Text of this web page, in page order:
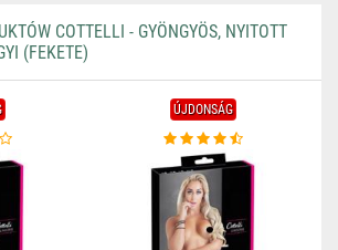
COTTELLI - GYÖNGYÖS, NYITOTT
(FEKETE)
ÚJDONSÁG